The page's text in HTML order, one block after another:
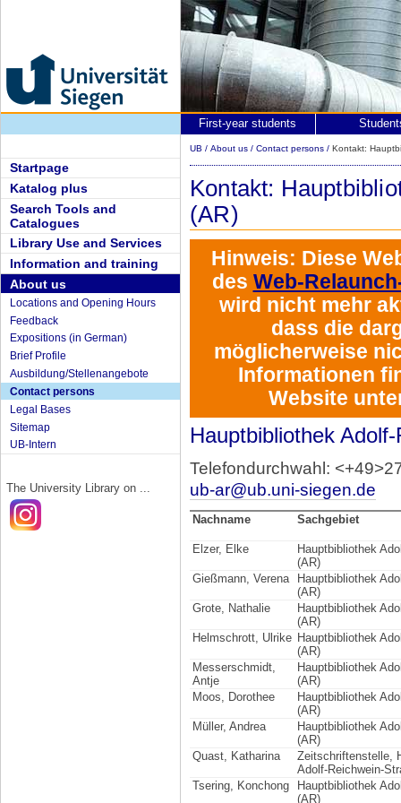
Startpage
Katalog plus
Search Tools and
Catalogues
Library Use and Services
Information and training
About us
Locations and Opening Hours
Feedback
Expositions (in German)
Brief Profile
Ausbildung/Stellenangebote
Contact persons
Legal Bases
Sitemap
UB-Intern
The University Library on ...
First-year students
UB / About us / Contact persons / Kontakt:
Kontakt:
(AR)
Hinweis: Diese
des Web-
wird nicht mehr
dass die
möglicherweise
Informationen
Website
Hauptbibliothek
Telefondurchwahl:
ub-ar@ub.uni-siegen.de
Nachname Sachgebiet
Elzer, Elke
Hauptbibliothek
(AR)
Gießmann, Verena
Hauptbibliothek
(AR)
Grote, Nathalie
Hauptbibliothek
(AR)
Helmschrott, Ulrike Hauptbibliothek
(AR)
Messerschmidt,
Antje
Hauptbibliothek
(AR)
Moos, Dorothee
Hauptbibliothek
(AR)
Müller, Andrea
Hauptbibliothek
(AR)
Quast, Katharina
Zeitschriftenstelle,
Adolf-Reichwein-
Tsering, Konchong
Hauptbibliothek
(AR)